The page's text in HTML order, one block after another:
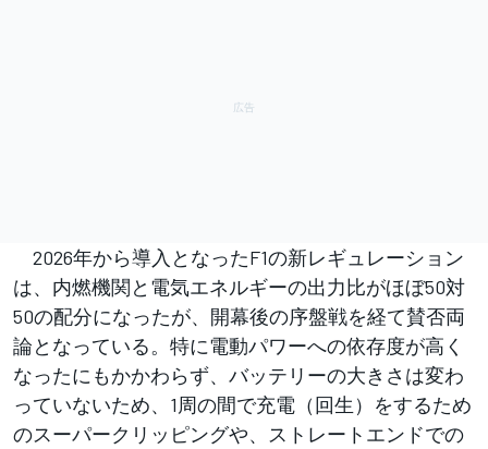
2026年から導入となったF1の新レギュレーション
は、内燃機関と電気エネルギーの出力比がほぼ50対
50の配分になったが、開幕後の序盤戦を経て賛否両
論となっている。特に電動パワーへの依存度が高く
なったにもかかわらず、バッテリーの大きさは変わ
っていないため、1周の間で充電（回生）をするため
のスーパークリッピングや、ストレートエンドでの